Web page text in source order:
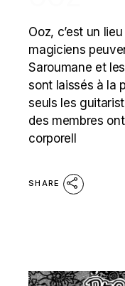
Ooz, c’est un
magiciens
Saroumane et
sont laissés à la
seuls les
des membres
corporell
SHARE